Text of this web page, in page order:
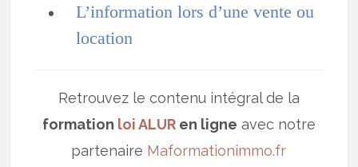
L’information lors d’une vente ou
location
Retrouvez le contenu intégral de la
formation loi ALURen ligne avec notre
partenaire Maformationimmo.fr